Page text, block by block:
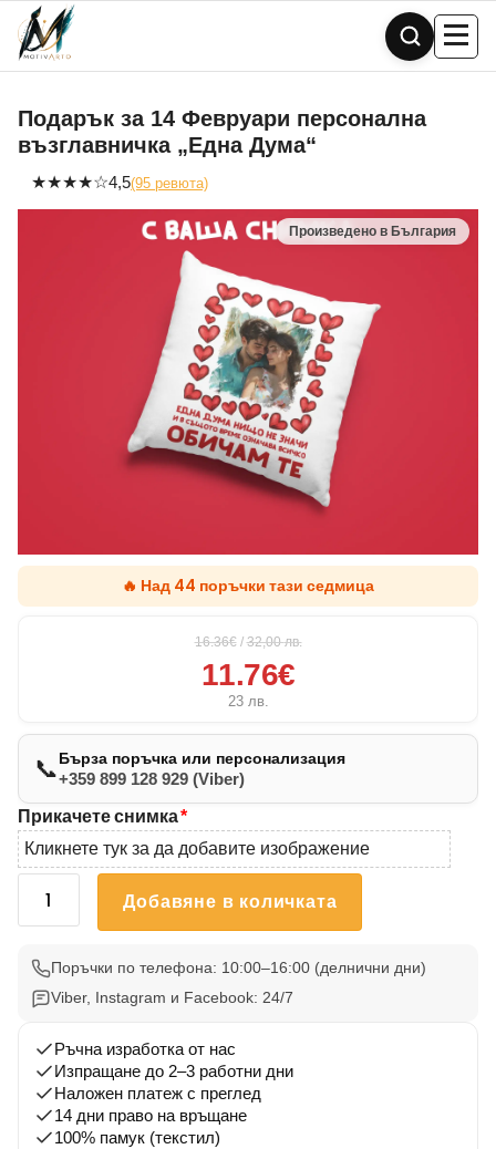
Skip
content
Подарък за 14 Февруари персонална
възглавничка „Една Дума“
★★★★☆4,5(95 ревюта)
🔥 Над 44 поръчки тази седмица
16.36€ / 32,00лв.
11.76€
23 лв.
📞Бърза поръчка или персонализация
+359 899 128 929 (Viber)
Прикачете снимка*
Кликнете тук за да добавите изображение
количество
за
14
персонална
възглавничка
"Една
Дума"
Добавяне в количката
Поръчки по телефона: 10:00–16:00 (делнични дни)
Viber, Instagram и Facebook: 24/7
Ръчна изработка от нас
Изпращане до 2–3 работни дни
Наложен платеж с преглед
14 дни право на връщане
100% памук (текстил)